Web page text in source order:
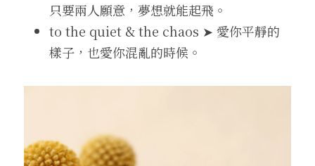
只要兩人願意，夢想就能起飛。
to the quiet & the chaos ➤ 愛你平靜的
樣子，也愛你混亂的時候。